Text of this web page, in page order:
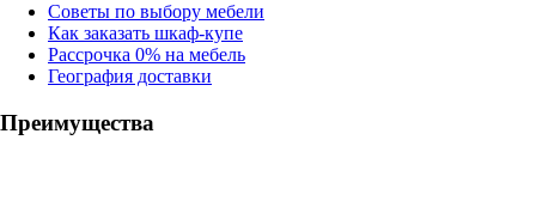
Советы по выбору мебели
Как заказать шкаф-купе
Рассрочка 0% на мебель
География доставки
Преимущества